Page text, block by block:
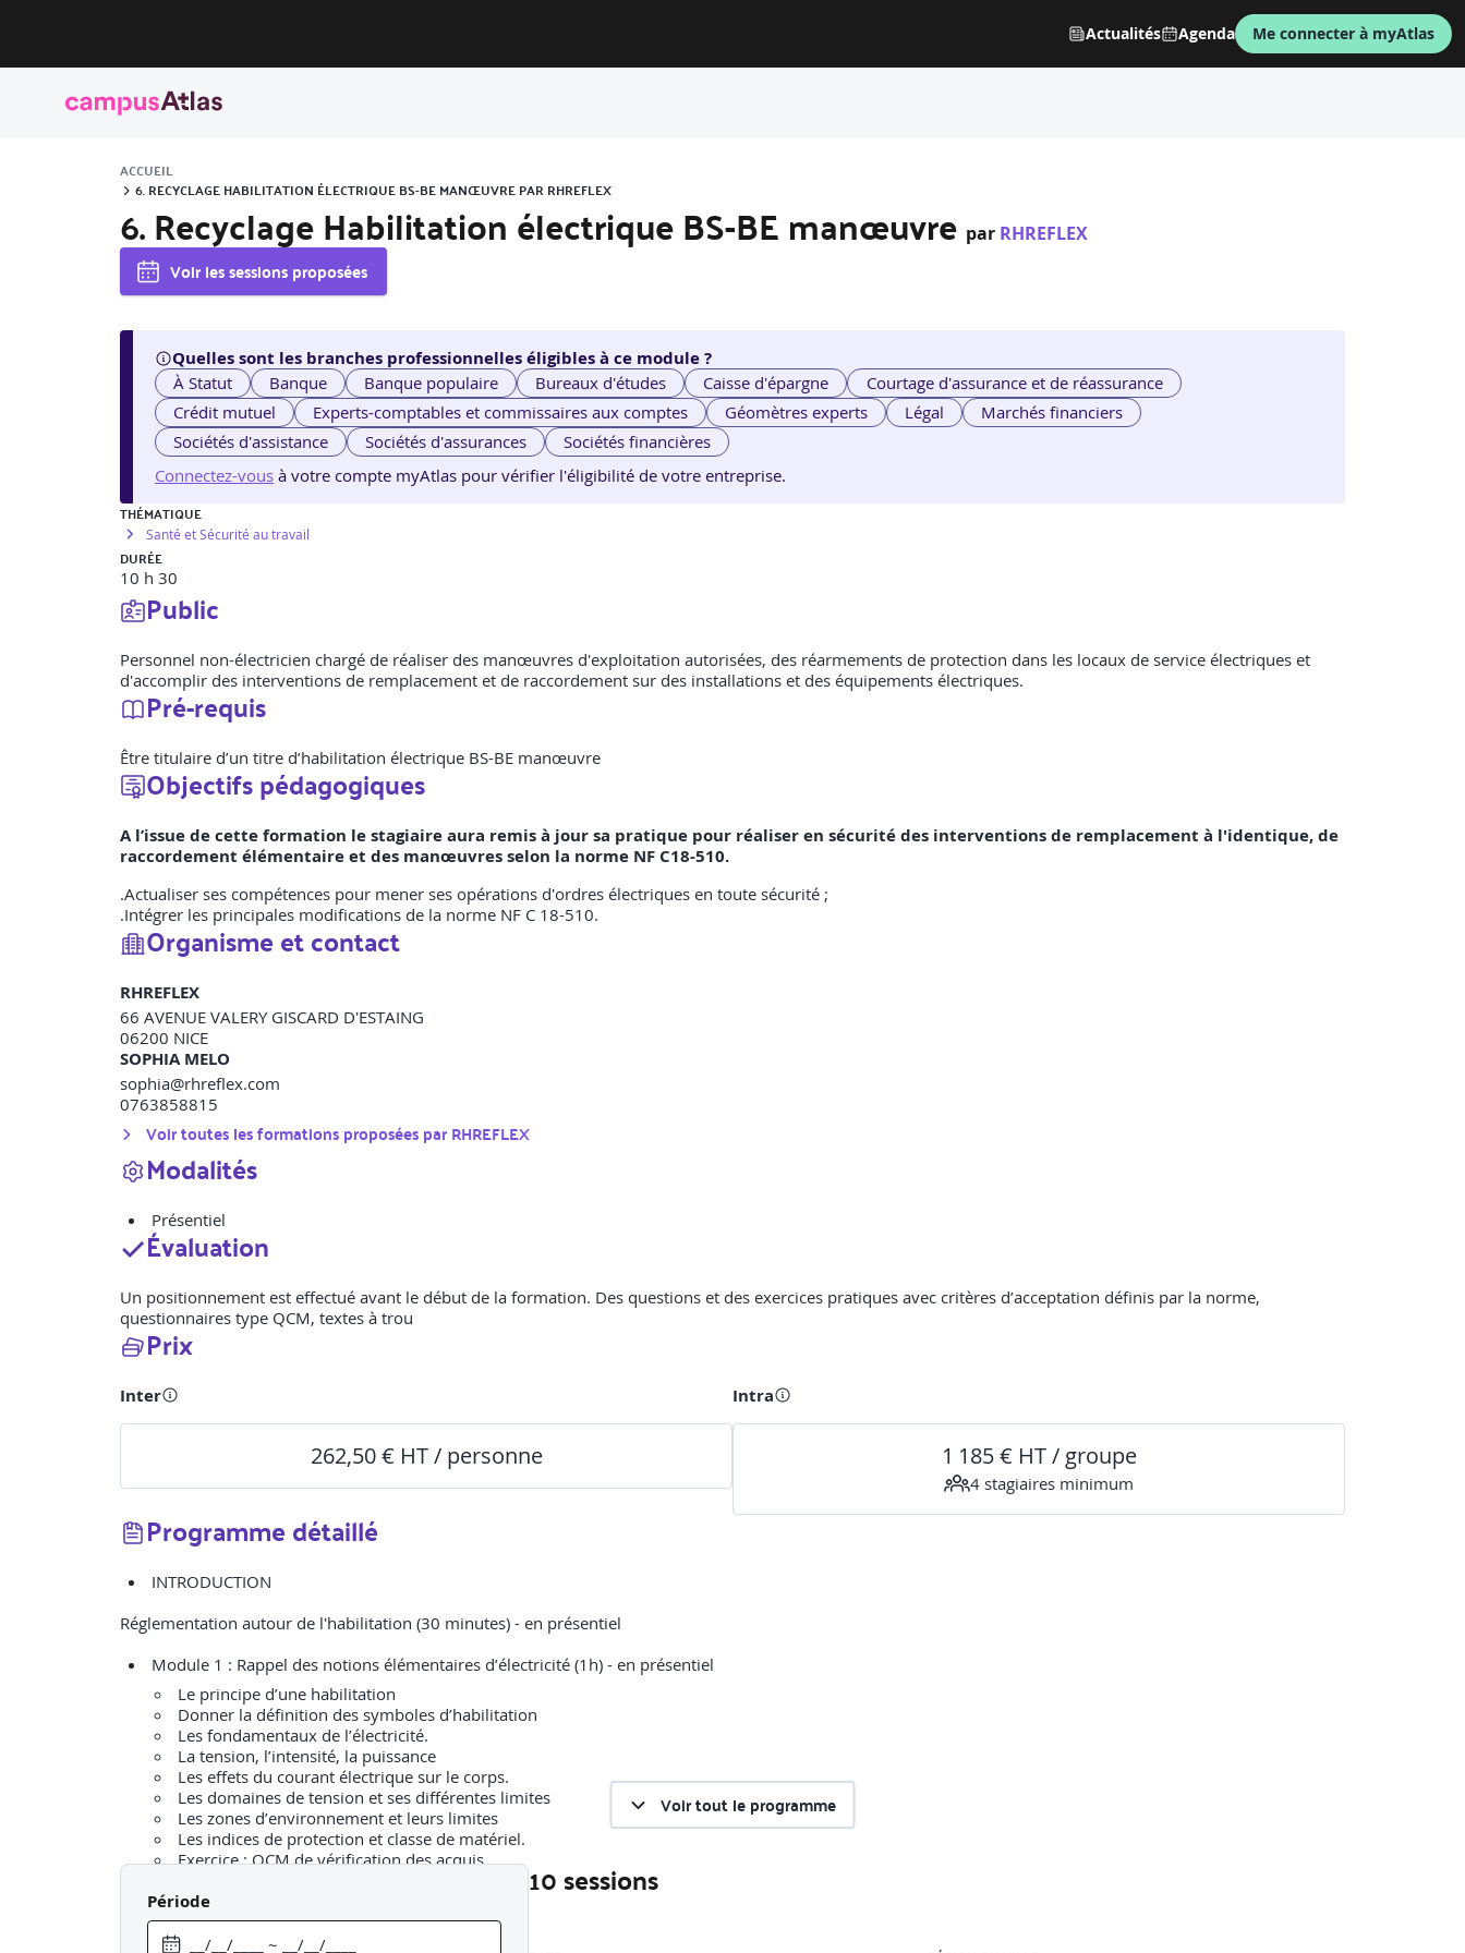
Actualités Agenda Me connecter à myAtlas
ACCUEIL
6. RECYCLAGE HABILITATION ÉLECTRIQUE BS-BE MANŒUVRE PAR RHREFLEX
6. Recyclage Habilitation électrique BS-BE manœuvre par RHREFLEX
Voir les sessions proposées
Quelles sont les branches professionnelles éligibles à ce module ?
À Statut Banque Banque populaire Bureaux d'études Caisse d'épargne
Courtage d'assurance et de réassurance
Crédit mutuel
Experts-comptables et commissaires aux comptes Géomètres experts Légal
Marchés financiers
Sociétés d'assistance
Sociétés d'assurances
Sociétés financières
Connectez-vous à votre compte myAtlas pour vérifier l'éligibilité de votre entreprise.
THÉMATIQUE
Santé et Sécurité au travail
DURÉE
10 h 30
Public
Personnel non-électricien chargé de réaliser des manœuvres d'exploitation autorisées, des réarmements de protection dans les locaux de service électriques et
d'accomplir des interventions de remplacement et de raccordement sur des installations et des équipements électriques.
Pré-requis
Être titulaire d’un titre d’habilitation électrique BS-BE manœuvre
Objectifs pédagogiques
A l’issue de cette formation le stagiaire aura remis à jour sa pratique pour réaliser en sécurité des interventions de remplacement à l'identique, de
raccordement élémentaire et des manœuvres selon la norme NF C18-510.
.Actualiser ses compétences pour mener ses opérations d'ordres électriques en toute sécurité ;
.Intégrer les principales modifications de la norme NF C 18-510.
Organisme et contact
RHREFLEX
66 AVENUE VALERY GISCARD D'ESTAING
06200 NICE
SOPHIA MELO
sophia@rhreflex.com
0763858815
Voir toutes les formations proposées parRHREFLEX
Modalités
Présentiel
Évaluation
Un positionnement est effectué avant le début de la formation. Des questions et des exercices pratiques avec critères d’acceptation définis par la norme,
questionnaires type QCM, textes à trou
Prix
Inter
262,50 € HT / personne
Intra
1 185 € HT / groupe
4 stagiaires minimum
Programme détaillé
INTRODUCTION
Réglementation autour de l'habilitation (30 minutes) - en présentiel
Le principe d’une habilitation
Donner la définition des symboles d’habilitation
Les fondamentaux de l’électricité.
La tension, l’intensité, la puissance
Les effets du courant électrique sur le corps.
Les domaines de tension et ses différentes limites
Les zones d’environnement et leurs limites
Les indices de protection et classe de matériel.
Exercice : QCM de vérification des acquis
Voir tout le programme
Période 10 sessions